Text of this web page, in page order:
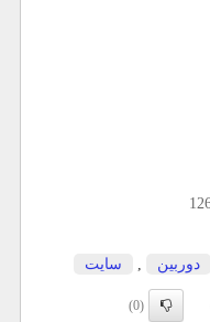
دوربین , سایت
(0)